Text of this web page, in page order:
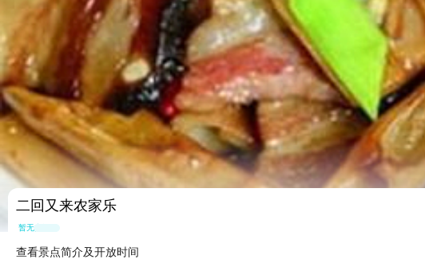
二回又来农家乐
暂无点评
查看景点简介及开放时间